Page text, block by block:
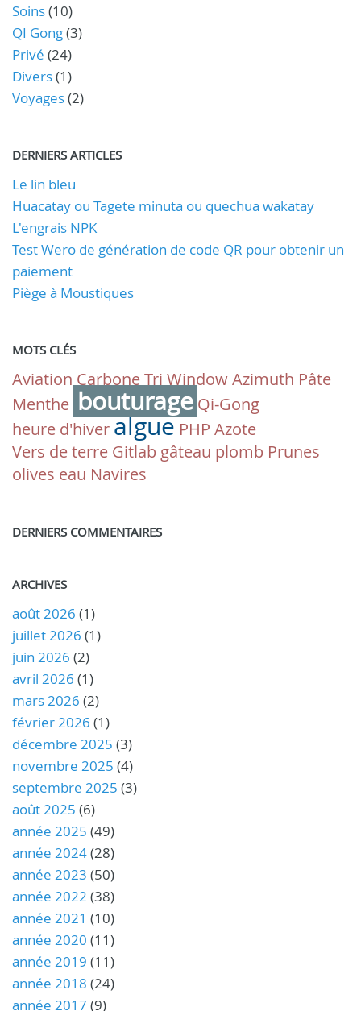
Soins(10)
QI Gong(3)
Privé (24)
Divers(1)
Voyages(2)
DERNIERS ARTICLES
Le lin bleu
Huacatay ou Tagete minuta ou quechua wakatay
L'engrais NPK
Test Wero de génération de code QR pour obtenir un
paiement
Piège à Moustiques
MOTS CLÉS
Aviation CarboneTri WindowAzimuth Pâte
Menthe bouturage Qi-Gong
heure d'hiveralgue PHP Azote
Vers de terre Gitlab gâteau plomb Prunes
olives eau Navires
DERNIERS COMMENTAIRES
ARCHIVES
août 2026 (1)
juillet 2026 (1)
juin 2026 (2)
avril 2026 (1)
mars 2026 (2)
février 2026 (1)
décembre 2025 (3)
novembre 2025 (4)
septembre 2025 (3)
août 2025 (6)
année 2025 (49)
année 2024(28)
année 2023 (50)
année 2022 (38)
année 2021 (10)
année 2020 (11)
année 2019 (11)
année 2018 (24)
année 2017 (9)